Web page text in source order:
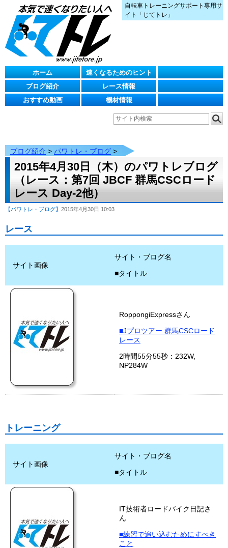
自転車トレーニングサポート専用サ
イト「じてトレ」
ホーム
速くなるためのヒント
ブログ紹介
レース情報
おすすめ動画
機材情報
ブログ紹介 > パワトレ・ブログ>
2015年4月30日（木）のパワトレブログ
（レース：第7回 JBCF 群馬CSCロード
レース Day-2他）
【パワトレ・ブログ】 2015年4月30日 10:03
レース
サイト画像
サイト・ブログ名
■タイトル
RoppongiExpressさん
■Jプロツアー 群馬CSCロード
レース
2時間55分55秒：232W,
NP284W
トレーニング
サイト画像
サイト・ブログ名
■タイトル
IT技術者ロードバイク日記さ
ん
■練習で追い込むためにすべき
こと